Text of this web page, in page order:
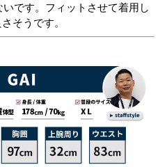
です。フィットさせて着用し
そうです。